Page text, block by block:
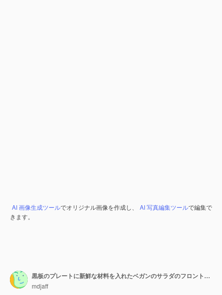
AI 画像生成ツールでオリジナル画像を作成し、 AI 写真編集ツールで編集で
きます。
黒板のプレートに新鮮な材料を入れたベガンのサラダのフロントの近くの景色
mdjaff